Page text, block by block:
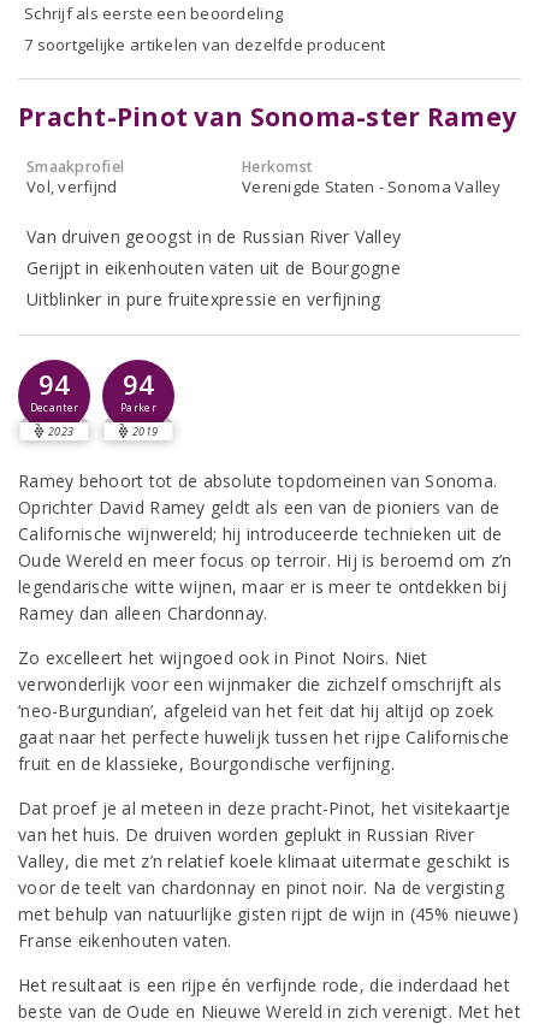
Schrijf als eerste een beoordeling
7 soortgelijke artikelen van dezelfde producent
Pracht-Pinot van Sonoma-ster Ramey
Smaakprofiel
Vol, verfijnd
Herkomst
Verenigde Staten - Sonoma Valley
Van druiven geoogst in de Russian River Valley
Gerijpt in eikenhouten vaten uit de Bourgogne
Uitblinker in pure fruitexpressie en verfijning
94
Decanter
2023
94
Parker
2019
Ramey behoort tot de absolute topdomeinen van Sonoma.
Oprichter David Ramey geldt als een van de pioniers van de
Californische wijnwereld; hij introduceerde technieken uit de
Oude Wereld en meer focus op terroir. Hij is beroemd om z’n
legendarische witte wijnen, maar er is meer te ontdekken bij
Ramey dan alleen Chardonnay.
Zo excelleert het wijngoed ook in Pinot Noirs. Niet
verwonderlijk voor een wijnmaker die zichzelf omschrijft als
‘neo-Burgundian’, afgeleid van het feit dat hij altijd op zoek
gaat naar het perfecte huwelijk tussen het rijpe Californische
fruit en de klassieke, Bourgondische verfijning.
Dat proef je al meteen in deze pracht-Pinot, het visitekaartje
van het huis. De druiven worden geplukt in Russian River
Valley, die met z’n relatief koele klimaat uitermate geschikt is
voor de teelt van chardonnay en pinot noir. Na de vergisting
met behulp van natuurlijke gisten rijpt de wijn in (45% nieuwe)
Franse eikenhouten vaten.
Het resultaat is een rijpe én verfijnde rode, die inderdaad het
beste van de Oude en Nieuwe Wereld in zich verenigt. Met het